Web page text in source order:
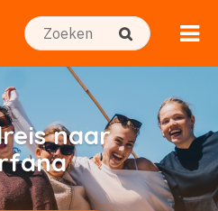
naar